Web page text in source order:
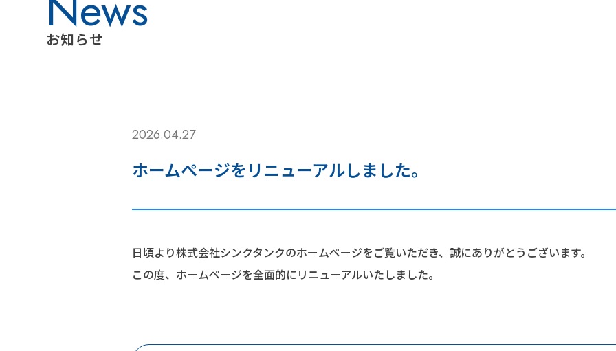
お知らせ
2026.04.27
ホームぺージをリニューアルしました。
日頃より株式会社シンクタンクのホームページをご覧いただき、誠にありがとうございます。
この度、ホームページを全面的にリニューアルいたしました。